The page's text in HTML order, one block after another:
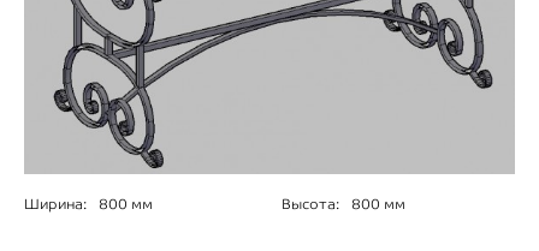
Ширина: 800 мм Высота: 800 мм